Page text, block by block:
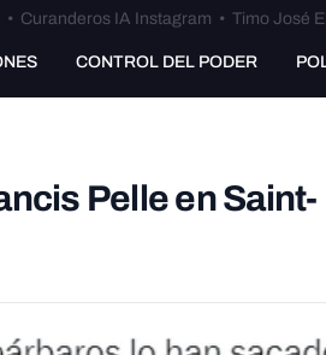
• Curanderos IA Instagram • Timo José
CONTROL DEL PODER
Pelle en Saint-